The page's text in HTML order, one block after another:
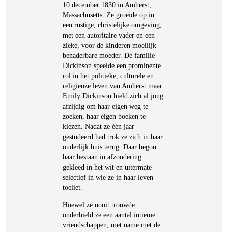
10 december 1830 in Amherst,
Massachusetts. Ze groeide op in
een rustige, christelijke omgeving,
met een autoritaire vader en een
zieke, voor de kinderen moeilijk
benaderbare moeder. De familie
Dickinson speelde een prominente
rol in het politieke, culturele en
religieuze leven van Amherst maar
Emily Dickinson hield zich al jong
afzijdig om haar eigen weg te
zoeken, haar eigen boeken te
kiezen. Nadat ze één jaar
gestudeerd had trok ze zich in haar
ouderlijk huis terug. Daar begon
haar bestaan in afzondering:
gekleed in het wit en uitermate
selectief in wie ze in haar leven
toeliet.
Hoewel ze nooit trouwde
onderhield ze een aantal intieme
vriendschappen, met name met de